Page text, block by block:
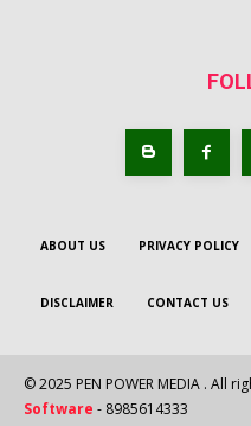
ABOUT US PRIVACY POLICY
DISCLAIMER CONTACT US
© 2025 PEN POWER MEDIA . All
Software - 8985614333